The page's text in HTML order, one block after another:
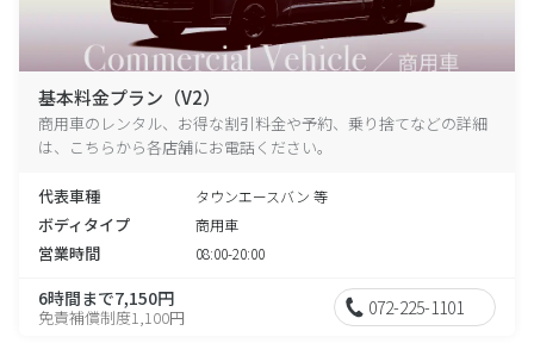
基本料金プラン（V2）
商用車のレンタル、お得な割引料金や予約、乗り捨てなどの詳細
は、こちらから各店舗にお電話ください。
代表車種 タウンエースバン 等
ボディタイプ 商用車
営業時間 08:00-20:00
6時間まで7,150円
免責補償制度1,100円 072-225-1101